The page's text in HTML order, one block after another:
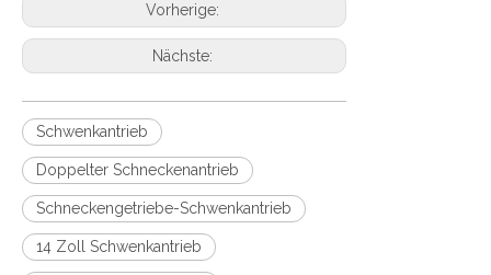
Vorherige:
Nächste:
Schwenkantrieb
Doppelter Schneckenantrieb
Schneckengetriebe-Schwenkantrieb
14 Zoll Schwenkantrieb